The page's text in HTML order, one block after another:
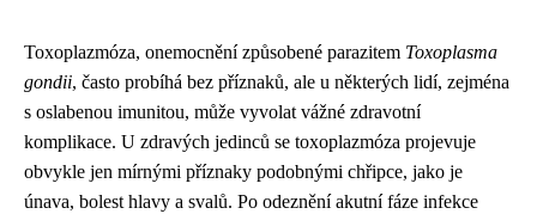
Toxoplazmóza, onemocnění způsobené parazitem Toxoplasma
gondii, často probíhá bez příznaků, ale u některých lidí, zejména
s oslabenou imunitou, může vyvolat vážné zdravotní
komplikace. U zdravých jedinců se toxoplazmóza projevuje
obvykle jen mírnými příznaky podobnými chřipce, jako je
únava, bolest hlavy a svalů. Po odeznění akutní fáze infekce